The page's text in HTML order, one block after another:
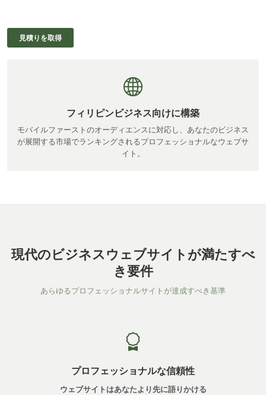
見積りを取得
フィリピンビジネス向けに構築
モバイルファーストのオーディエンスに対応し、あなたのビジネス
が展開する市場でランキングされるプロフェッショナルなウェブサ
イト。
現代のビジネスウェブサイトが満たすべ
き要件
あらゆるプロフェッショナルサイトが達成すべき基準
プロフェッショナルな信頼性
ウェブサイトはあなたより先に語りかける